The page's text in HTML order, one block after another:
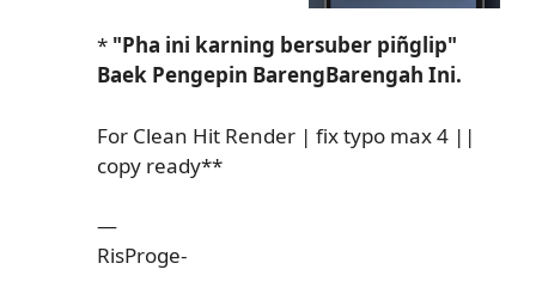
* "Pha ini karning bersuber piñglip"
Baek Pengepin BarengBarengah Ini.
For Clean Hit Render | fix typo max 4 ||
copy ready**
—
RisProge-